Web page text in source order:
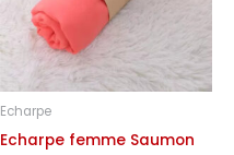
Echarpe
Echarpe femme Saumon